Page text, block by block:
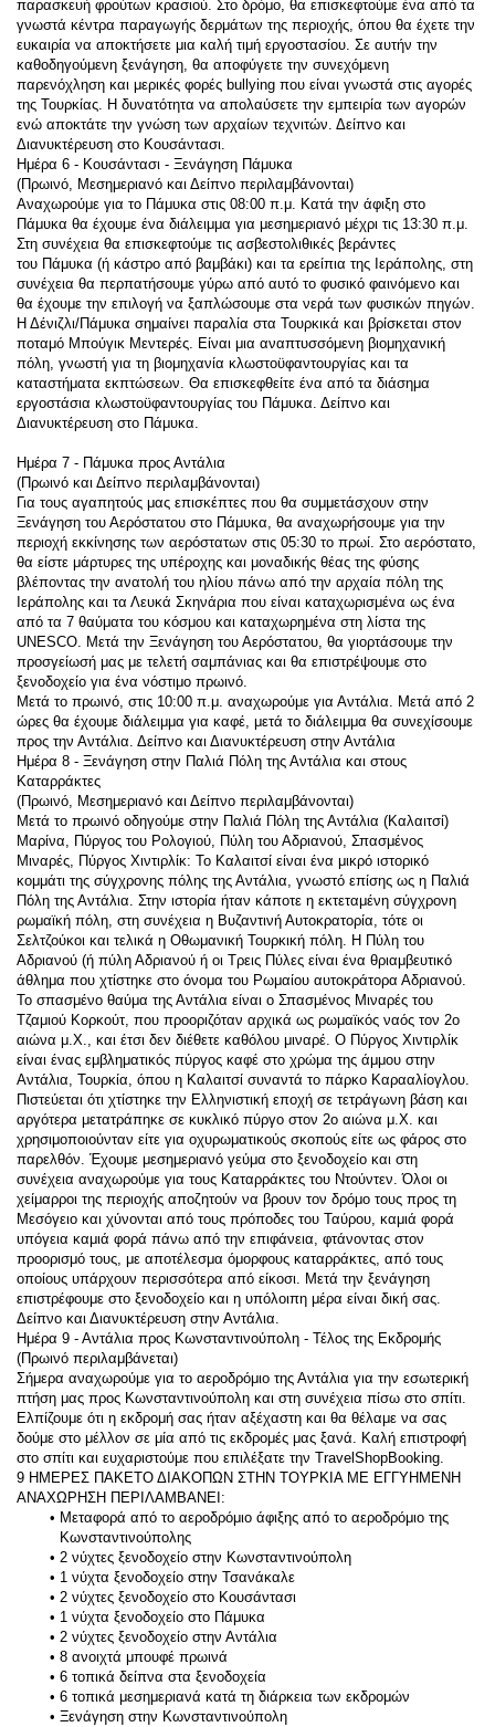
παρασκευή φρούτων κρασιού. Στο δρόμο, θα επισκεφτούμε ένα από τα
γνωστά κέντρα παραγωγής δερμάτων της περιοχής, όπου θα έχετε την
ευκαιρία να αποκτήσετε μια καλή τιμή εργοστασίου. Σε αυτήν την
καθοδηγούμενη ξενάγηση, θα αποφύγετε την συνεχόμενη
παρενόχληση και μερικές φορές bullying που είναι γνωστά στις αγορές
της Τουρκίας. Η δυνατότητα να απολαύσετε την εμπειρία των αγορών
ενώ αποκτάτε την γνώση των αρχαίων τεχνιτών. Δείπνο και
Διανυκτέρευση στο Κουσάντασι.
Ημέρα 6 - Κουσάντασι - Ξενάγηση Πάμυκα
(Πρωινό, Μεσημεριανό και Δείπνο περιλαμβάνονται)
Αναχωρούμε για το Πάμυκα στις 08:00 π.μ. Κατά την άφιξη στο
Πάμυκα θα έχουμε ένα διάλειμμα για μεσημεριανό μέχρι τις 13:30 π.μ.
Στη συνέχεια θα επισκεφτούμε τις ασβεστολιθικές βεράντες
του Πάμυκα (ή κάστρο από βαμβάκι) και τα ερείπια της Ιεράπολης, στη
συνέχεια θα περπατήσουμε γύρω από αυτό το φυσικό φαινόμενο και
θα έχουμε την επιλογή να ξαπλώσουμε στα νερά των φυσικών πηγών.
Η Δένιζλι/Πάμυκα σημαίνει παραλία στα Τουρκικά και βρίσκεται στον
ποταμό Μπούγικ Μεντερές. Είναι μια αναπτυσσόμενη βιομηχανική
πόλη, γνωστή για τη βιομηχανία κλωστοϋφαντουργίας και τα
καταστήματα εκπτώσεων. Θα επισκεφθείτε ένα από τα διάσημα
εργοστάσια κλωστοϋφαντουργίας του Πάμυκα. Δείπνο και
Διανυκτέρευση στο Πάμυκα.
Ημέρα 7 - Πάμυκα προς Αντάλια
(Πρωινό και Δείπνο περιλαμβάνονται)
Για τους αγαπητούς μας επισκέπτες που θα συμμετάσχουν στην
Ξενάγηση του Αερόστατου στο Πάμυκα, θα αναχωρήσουμε για την
περιοχή εκκίνησης των αερόστατων στις 05:30 το πρωί. Στο αερόστατο,
θα είστε μάρτυρες της υπέροχης και μοναδικής θέας της φύσης
βλέποντας την ανατολή του ηλίου πάνω από την αρχαία πόλη της
Ιεράπολης και τα Λευκά Σκηνάρια που είναι καταχωρισμένα ως ένα
από τα 7 θαύματα του κόσμου και καταχωρημένα στη λίστα της
UNESCO. Μετά την Ξενάγηση του Αερόστατου, θα γιορτάσουμε την
προσγείωσή μας με τελετή σαμπάνιας και θα επιστρέψουμε στο
ξενοδοχείο για ένα νόστιμο πρωινό.
Μετά το πρωινό, στις 10:00 π.μ. αναχωρούμε για Αντάλια. Μετά από 2
ώρες θα έχουμε διάλειμμα για καφέ, μετά το διάλειμμα θα συνεχίσουμε
προς την Αντάλια. Δείπνο και Διανυκτέρευση στην Αντάλια
Ημέρα 8 - Ξενάγηση στην Παλιά Πόλη της Αντάλια και στους
Καταρράκτες
(Πρωινό, Μεσημεριανό και Δείπνο περιλαμβάνονται)
Μετά το πρωινό οδηγούμε στην Παλιά Πόλη της Αντάλια (Καλαιτσί)
Μαρίνα, Πύργος του Ρολογιού, Πύλη του Αδριανού, Σπασμένος
Μιναρές, Πύργος Χιντιρλίκ: Το Καλαιτσί είναι ένα μικρό ιστορικό
κομμάτι της σύγχρονης πόλης της Αντάλια, γνωστό επίσης ως η Παλιά
Πόλη της Αντάλια. Στην ιστορία ήταν κάποτε η εκτεταμένη σύγχρονη
ρωμαϊκή πόλη, στη συνέχεια η Βυζαντινή Αυτοκρατορία, τότε οι
Σελτζούκοι και τελικά η Οθωμανική Τουρκική πόλη. Η Πύλη του
Αδριανού (ή πύλη Αδριανού ή οι Τρεις Πύλες είναι ένα θριαμβευτικό
άθλημα που χτίστηκε στο όνομα του Ρωμαίου αυτοκράτορα Αδριανού.
Το σπασμένο θαύμα της Αντάλια είναι ο Σπασμένος Μιναρές του
Τζαμιού Κορκούτ, που προοριζόταν αρχικά ως ρωμαϊκός ναός τον 2ο
αιώνα μ.Χ., και έτσι δεν διέθετε καθόλου μιναρέ. Ο Πύργος Χιντιρλίκ
είναι ένας εμβληματικός πύργος καφέ στο χρώμα της άμμου στην
Αντάλια, Τουρκία, όπου η Καλαιτσί συναντά το πάρκο Καρααλίογλου.
Πιστεύεται ότι χτίστηκε την Ελληνιστική εποχή σε τετράγωνη βάση και
αργότερα μετατράπηκε σε κυκλικό πύργο στον 2ο αιώνα μ.Χ. και
χρησιμοποιούνταν είτε για οχυρωματικούς σκοπούς είτε ως φάρος στο
παρελθόν. Έχουμε μεσημεριανό γεύμα στο ξενοδοχείο και στη
συνέχεια αναχωρούμε για τους Καταρράκτες του Ντούντεν. Όλοι οι
χείμαρροι της περιοχής αποζητούν να βρουν τον δρόμο τους προς τη
Μεσόγειο και χύνονται από τους πρόποδες του Ταύρου, καμιά φορά
υπόγεια καμιά φορά πάνω από την επιφάνεια, φτάνοντας στον
προορισμό τους, με αποτέλεσμα όμορφους καταρράκτες, από τους
οποίους υπάρχουν περισσότερα από είκοσι. Μετά την ξενάγηση
επιστρέφουμε στο ξενοδοχείο και η υπόλοιπη μέρα είναι δική σας.
Δείπνο και Διανυκτέρευση στην Αντάλια.
Ημέρα 9 - Αντάλια προς Κωνσταντινούπολη - Τέλος της Εκδρομής
(Πρωινό περιλαμβάνεται)
Σήμερα αναχωρούμε για το αεροδρόμιο της Αντάλια για την εσωτερική
πτήση μας προς Κωνσταντινούπολη και στη συνέχεια πίσω στο σπίτι.
Ελπίζουμε ότι η εκδρομή σας ήταν αξέχαστη και θα θέλαμε να σας
δούμε στο μέλλον σε μία από τις εκδρομές μας ξανά. Καλή επιστροφή
στο σπίτι και ευχαριστούμε που επιλέξατε την TravelShopBooking.
9 ΗΜΕΡΕΣ ΠΑΚΕΤΟ ΔΙΑΚΟΠΩΝ ΣΤΗΝ ΤΟΥΡΚΙΑ ΜΕ ΕΓΓΥΗΜΕΝΗ
ΑΝΑΧΩΡΗΣΗ ΠΕΡΙΛΑΜΒΑΝΕΙ:
Μεταφορά από το αεροδρόμιο άφιξης από το αεροδρόμιο της
Κωνσταντινούπολης
2 νύχτες ξενοδοχείο στην Κωνσταντινούπολη
1 νύχτα ξενοδοχείο στην Τσανάκαλε
2 νύχτες ξενοδοχείο στο Κουσάντασι
1 νύχτα ξενοδοχείο στο Πάμυκα
2 νύχτες ξενοδοχείο στην Αντάλια
8 ανοιχτά μπουφέ πρωινά
6 τοπικά δείπνα στα ξενοδοχεία
6 τοπικά μεσημεριανά κατά τη διάρκεια των εκδρομών
Ξενάγηση στην Κωνσταντινούπολη